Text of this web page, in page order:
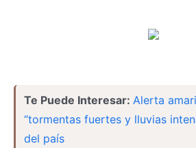
Te Puede Interesar: Alerta
“tormentas fuertes y lluvias
del país